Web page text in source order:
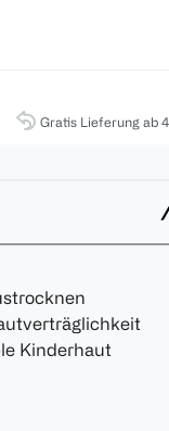
Gratis Lieferung ab
Kinderhaut